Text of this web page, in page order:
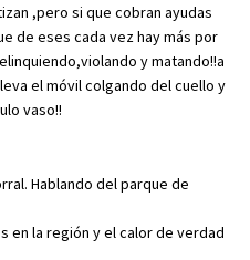
,pero si que cobran ayudas
de eses cada vez hay más por
y matando!!a
el móvil colgando del cuello y
vaso!!
Hablando del parque de
en la región y el calor de verdad